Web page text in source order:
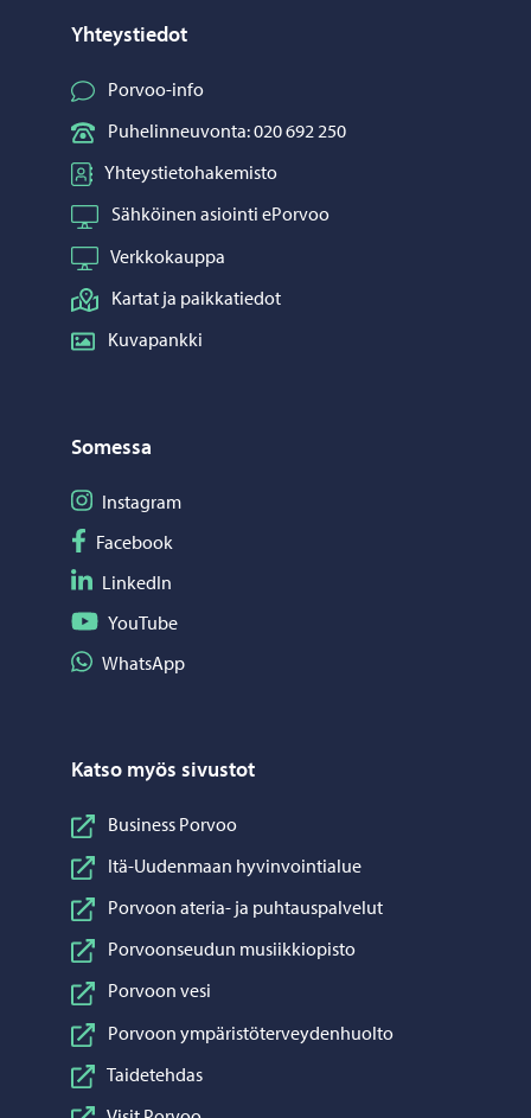
Yhteystiedot
Porvoo-info
Puhelinneuvonta: 020 692 250
Yhteystietohakemisto
Sähköinen asiointi ePorvoo
Verkkokauppa
Kartat ja paikkatiedot
Kuvapankki
Somessa
Seuraa Instagram
Instagram
Seuraa Facebook
Facebook
Seuraa LinkedIn
LinkedIn
Seuraa YouTube
YouTube
Jaa WhatsApp
WhatsApp
Katso myös sivustot
Business Porvoo
Itä-Uudenmaan hyvinvointialue
Porvoon ateria- ja puhtauspalvelut
Porvoonseudun musiikkiopisto
Porvoon vesi
Porvoon ympäristöterveydenhuolto
Taidetehdas